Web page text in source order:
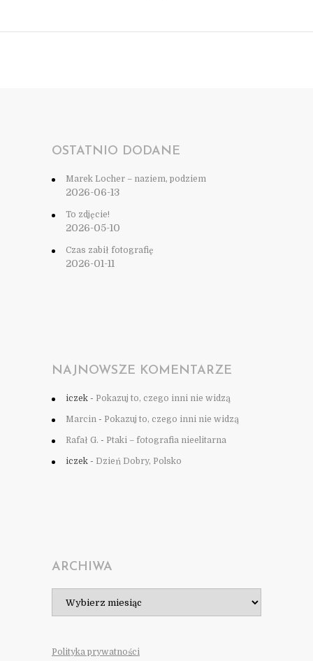
OSTATNIO DODANE
Marek Locher – naziem, podziem
2026-06-13
To zdjęcie!
2026-05-10
Czas zabił fotografię
2026-01-11
NAJNOWSZE KOMENTARZE
iczek - Pokazuj to, czego inni nie widzą
Marcin - Pokazuj to, czego inni nie widzą
Rafał G. - Ptaki – fotografia nieelitarna
iczek - Dzień Dobry, Polsko
ARCHIWA
Polityka prywatności